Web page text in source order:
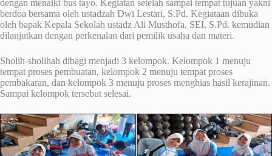
dengan menaiki bus tayo. Kegiatan setelah sampai tempat tujuan yakni
berdoa bersama oleh ustadzah Dwi Lestari, S.Pd. Kegiataan dibuka
oleh bapak Kepala Sekolah ustadz Ali Musthofa, SEI, S.Pd. kemudian
dilanjutkan dengan perkenalan dari pemilik usaha dan materi.
Sholih-sholihah dibagi menjadi 3 kelompok. Kelompok 1 menuju
tempat proses pembuatan, kelompok 2 menuju tempat proses
pembakaran, dan kelompok 3 menuju proses menghias hasil kerajinan.
Sampai kelompok tersebut selesai.